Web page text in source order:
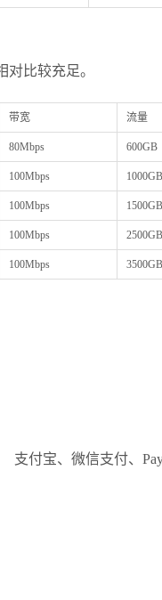
比较充足。
带宽 流量
80Mbps 600GB
100Mbps 1000GB
100Mbps 1500GB
100Mbps 2500GB
100Mbps 3500GB
支付宝、微信支付、